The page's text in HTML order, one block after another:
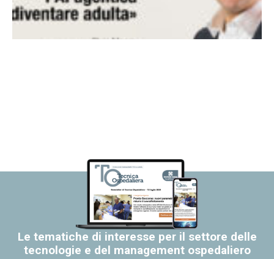
Le tematiche di interesse per il settore delle
tecnologie e del management ospedaliero